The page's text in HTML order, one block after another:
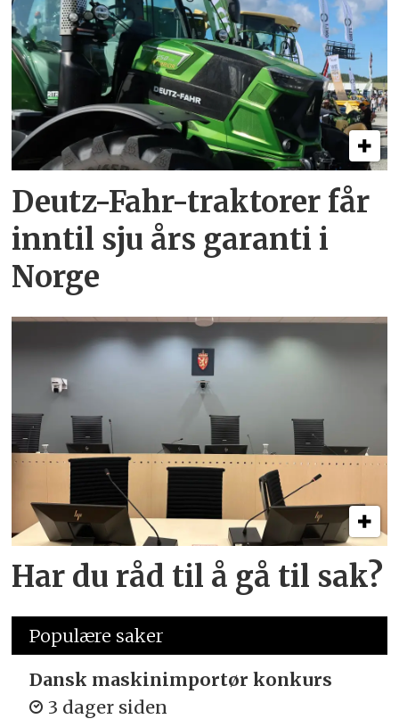
Deutz-Fahr-traktorer får
inntil sju års garanti i
Norge
Har du råd til å gå til sak?
Populære saker
Dansk maskinimportør konkurs
3 dager siden